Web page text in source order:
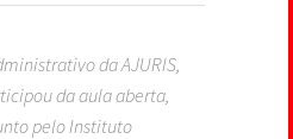
da AJURIS,
da aula aberta,
pelo Instituto